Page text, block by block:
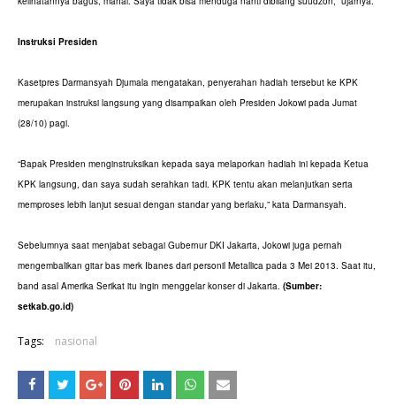
Instruksi Presiden
Kasetpres Darmansyah Djumala mengatakan, penyerahan hadiah tersebut ke KPK
merupakan instruksi langsung yang disampaikan oleh Presiden Jokowi pada Jumat
(28/10) pagi.
“Bapak Presiden menginstruksikan kepada saya melaporkan hadiah ini kepada Ketua
KPK langsung, dan saya sudah serahkan tadi. KPK tentu akan melanjutkan serta
memproses lebih lanjut sesuai dengan standar yang berlaku,” kata Darmansyah.
Sebelumnya saat menjabat sebagai Gubernur DKI Jakarta, Jokowi juga pernah
mengembalikan gitar bas merk Ibanes dari personil Metallica pada 3 Mei 2013. Saat itu,
band asal Amerika Serikat itu ingin menggelar konser di Jakarta. (Sumber:
setkab.go.id)
Tags: nasional